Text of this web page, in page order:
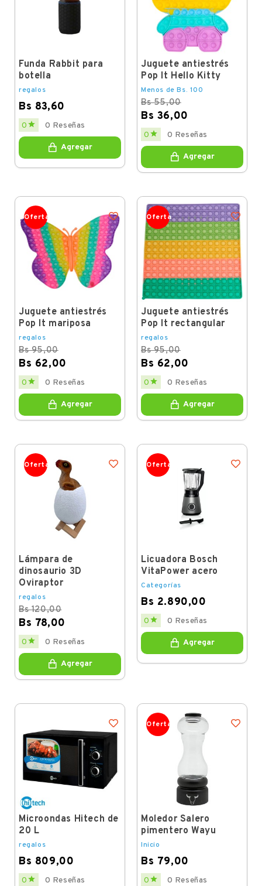
Funda Rabbit para
botella
regalos
Bs 83,60
Price
0  0 Reseñas
Agregar
Juguete antiestrés
Pop It Hello Kitty
Menos de Bs. 100
Bs 55,00
Bs 36,00
Regular
price
Price
0  0 Reseñas
Agregar
Oferta
Juguete antiestrés
Pop It mariposa
regalos
Bs 95,00
Bs 62,00
Regular
price
Price
0  0 Reseñas
Agregar
Oferta
Juguete antiestrés
Pop It rectangular
regalos
Bs 95,00
Bs 62,00
Regular
price
Price
0  0 Reseñas
Agregar
Oferta
Lámpara de
dinosaurio 3D
Oviraptor
regalos
Bs 120,00
Bs 78,00
Regular
price
Price
0  0 Reseñas
Agregar
Oferta
Licuadora Bosch
VitaPower acero
Categorías
Bs 2.890,00
Price
0  0 Reseñas
Agregar
Microondas Hitech de
20 L
regalos
Bs 809,00
Price
0  0 Reseñas
Oferta
Moledor Salero
pimentero Wayu
Inicio
Bs 79,00
Price
0  0 Reseñas